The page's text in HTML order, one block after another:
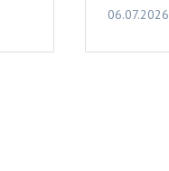
06.07.2026